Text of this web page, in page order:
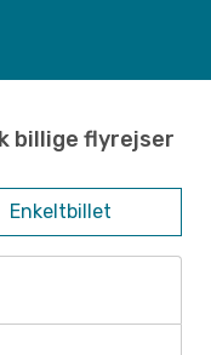
billige flyrejser
Enkeltbillet